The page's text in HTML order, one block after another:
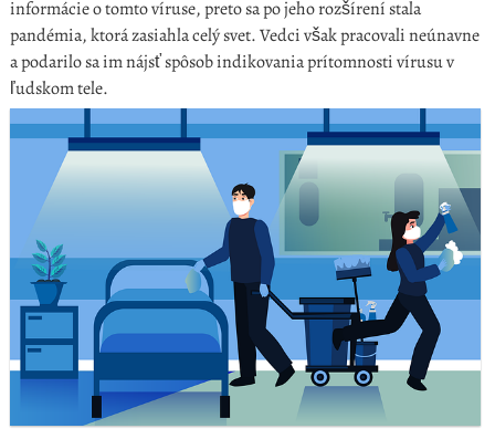
informácie o tomto víruse, preto sa po jeho rozšírení stala
pandémia, ktorá zasiahla celý svet. Vedci však pracovali neúnavne
a podarilo sa im nájsť spôsob indikovania prítomnosti vírusu v
ľudskom tele.